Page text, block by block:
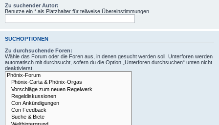
Zu suchender Autor:
Benutze ein * als Platzhalter für teilweise Übereinstimmungen.
SUCHOPTIONEN
Zu durchsuchende Foren:
Wähle das Forum oder die Foren aus, in denen gesucht werden soll. Unterforen werden
automatisch mit durchsucht, sofern du die Option „Unterforen durchsuchen“ unten nicht
deaktivierst.